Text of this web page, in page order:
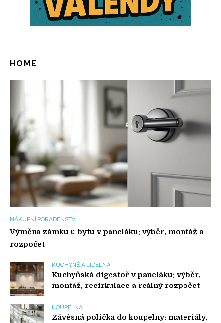
HOME
NÁKUPNÍ PORADENSTVÍ
Výměna zámku u bytu v paneláku: výběr, montáž a
rozpočet
KUCHYNĚ A JÍDELNA
Kuchyňská digestoř v paneláku: výběr,
montáž, recirkulace a reálný rozpočet
KOUPELNA
Závěsná polička do koupelny: materiály,